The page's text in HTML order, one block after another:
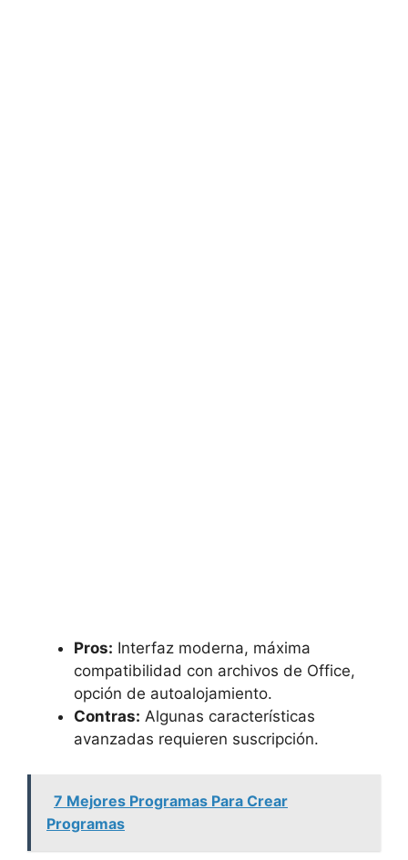
Pros: Interfaz moderna, máxima
compatibilidad con archivos de Office,
opción de autoalojamiento.
Contras: Algunas características
avanzadas requieren suscripción.
7 Mejores Programas Para Crear
Programas